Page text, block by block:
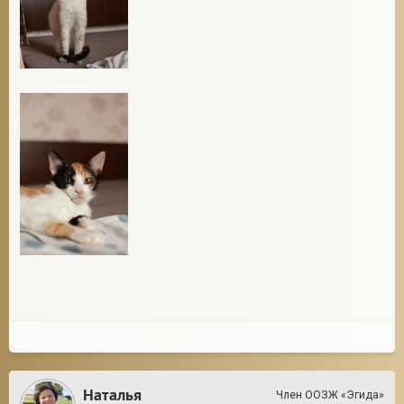
Наталья Член ООЗЖ «Эгида»